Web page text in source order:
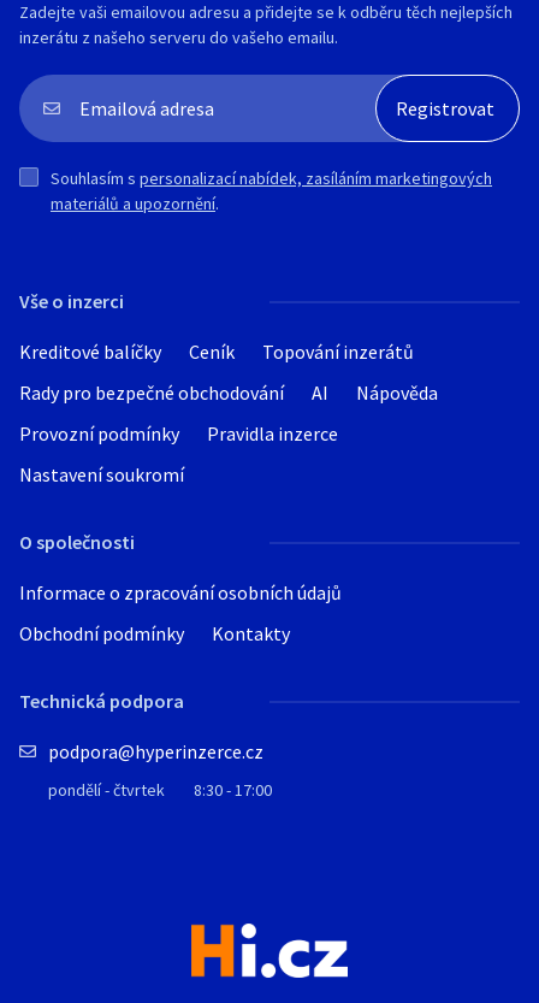
Vše o inzerci
Kreditové balíčky Ceník
Topování inzerátů
Rady pro bezpečné obchodování
AI
Nápověda
Provozní podmínky
Pravidla inzerce
Nastavení soukromí
O společnosti
Informace o zpracování osobních údajů
Obchodní podmínky
Kontakty
Technická podpora
podpora@hyperinzerce.cz
pondělí - čtvrtek 8:30 - 17:00
Zadejte vaši emailovou adresu a přidejte se k odběru těch nejlepších
inzerátu z našeho serveru do vašeho emailu.
Souhlasím s personalizací nabídek, zasíláním marketingových
materiálů a upozornění.